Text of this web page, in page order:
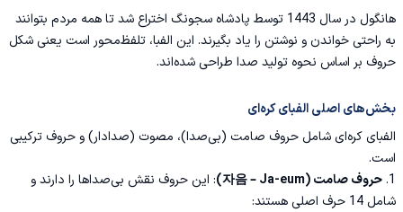
هانگول در سال 1443 توسط پادشاه سجونگ اختراع شد تا همه مردم بتوانند
به راحتی خواندن و نوشتن را یاد بگیرند. این الفبا، تلفظ‌محور است یعنی شکل
حروف بر اساس نحوه تولید صدا طراحی شده‌اند.
بخش‌های اصلی الفبای کره‌ای
الفبای کره‌ای شامل حروف صامت (بی‌صدا)، مصوت (صدادار) و حروف ترکیبی
است.
1. حروف صامت (자음 – Ja-eum)
: این حروف نقش بی‌صداها را دارند و
شامل 14 حرف اصلی هستند: